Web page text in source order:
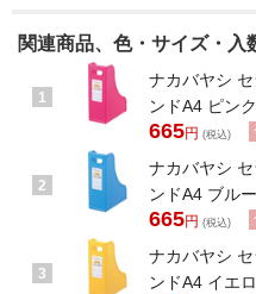
関連商品、色・サイズ・入
1
ナカバヤシ
ンドA4 ピン
665円 (税込)
2
ナカバヤシ
ンドA4 ブル
665円 (税込)
3
ナカバヤシ
ンドA4 イエ